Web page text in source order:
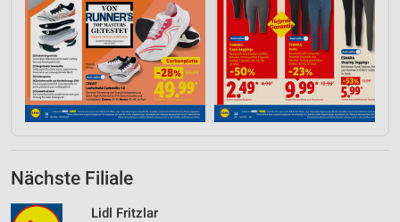
Nächste Filiale
Lidl Fritzlar